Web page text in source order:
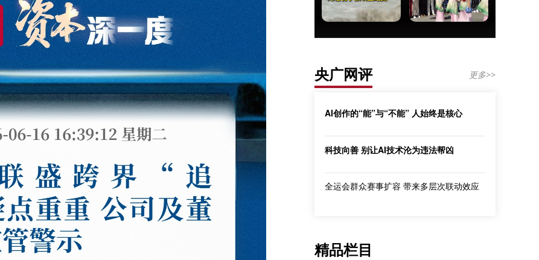
央广网评 更多>>
AI创作的“能”与“不能” 人始终是核心
科技向善 别让AI技术沦为违法帮凶
全运会群众赛事扩容 带来多层次联动效应
精品栏目